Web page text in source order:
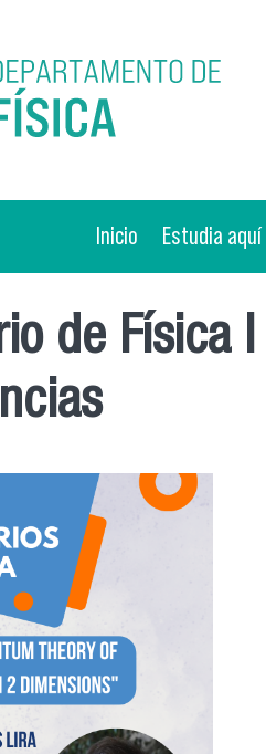
Inicio Estudia aquí
de Física